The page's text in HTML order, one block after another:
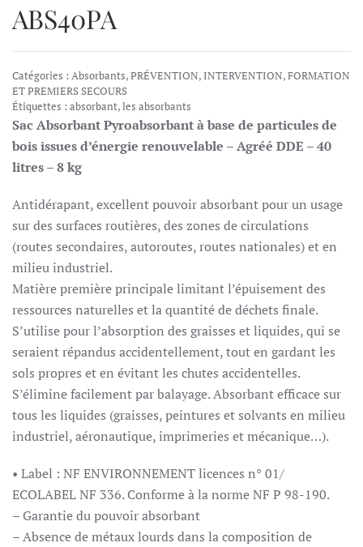
ABS40PA
Catégories : Absorbants,PRÉVENTION, INTERVENTION, FORMATION
ET PREMIERS SECOURS
Étiquettes : absorbant,les absorbants
Sac Absorbant Pyroabsorbant à base de particules de
bois issues d’énergie renouvelable – Agréé DDE – 40
litres – 8 kg
Antidérapant, excellent pouvoir absorbant pour un usage
sur des surfaces routières, des zones de circulations
(routes secondaires, autoroutes, routes nationales) et en
milieu industriel.
Matière première principale limitant l’épuisement des
ressources naturelles et la quantité de déchets finale.
S’utilise pour l’absorption des graisses et liquides, qui se
seraient répandus accidentellement, tout en gardant les
sols propres et en évitant les chutes accidentelles.
S’élimine facilement par balayage. Absorbant efficace sur
tous les liquides (graisses, peintures et solvants en milieu
industriel, aéronautique, imprimeries et mécanique…).
• Label : NF ENVIRONNEMENT licences n° 01/
ECOLABEL NF 336. Conforme à la norme NF P 98-190.
– Garantie du pouvoir absorbant
– Absence de métaux lourds dans la composition de